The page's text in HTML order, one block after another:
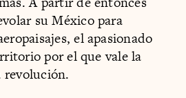
su México para
el apasionado
por el que vale la
revolución.